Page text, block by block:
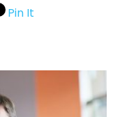
Pin It